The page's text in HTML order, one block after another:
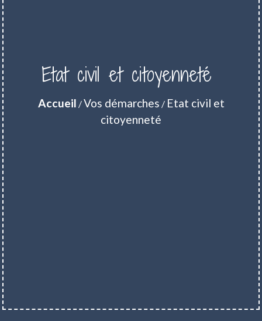
Etat civil et citoyenneté
Accueil /Vos démarches / Etat civil et
citoyenneté